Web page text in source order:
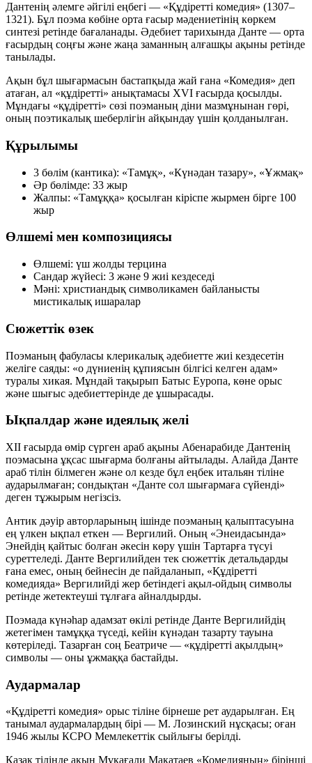
Дантенің әлемге әйгілі еңбегі — «Құдіретті комедия» (1307–
1321). Бұл поэма көбіне орта ғасыр мәдениетінің көркем
синтезі ретінде бағаланады. Әдебиет тарихында Данте — орта
ғасырдың соңғы және жаңа заманның алғашқы ақыны ретінде
танылады.
Ақын бұл шығармасын бастапқыда жай ғана «Комедия» деп
атаған, ал «құдіретті» анықтамасы XVI ғасырда қосылды.
Мұндағы «құдіретті» сөзі поэманың діни мазмұнынан гөрі,
оның поэтикалық шеберлігін айқындау үшін қолданылған.
Құрылымы
3 бөлім (кантика): «Тамұқ», «Күнәдан тазару», «Ұжмақ»
Әр бөлімде: 33 жыр
Жалпы: «Тамұққа» қосылған кіріспе жырмен бірге 100
жыр
Өлшемі мен композициясы
Өлшемі: үш жолды терцина
Сандар жүйесі: 3 және 9 жиі кездеседі
Мәні: христиандық символикамен байланысты
мистикалық ишаралар
Сюжеттік өзек
Поэманың фабуласы клерикалық әдебиетте жиі кездесетін
желіге саяды: «о дүниенің құпиясын білгісі келген адам»
туралы хикая. Мұндай тақырып Батыс Еуропа, көне орыс
және шығыс әдебиеттерінде де ұшырасады.
Ықпалдар және идеялық желі
XII ғасырда өмір сүрген араб ақыны Абенарабиде Дантенің
поэмасына ұқсас шығарма болғаны айтылады. Алайда Данте
араб тілін білмеген және ол кезде бұл еңбек итальян тіліне
аударылмаған; сондықтан «Данте сол шығармаға сүйенді»
деген тұжырым негізсіз.
Антик дәуір авторларының ішінде поэманың қалыптасуына
ең үлкен ықпал еткен — Вергилий. Оның «Энеидасында»
Энейдің қайтыс болған әкесін көру үшін Тартарға түсуі
суреттеледі. Данте Вергилийден тек сюжеттік детальдарды
ғана емес, оның бейнесін де пайдаланып, «Құдіретті
комедияда» Вергилийді жер бетіндегі ақыл-ойдың символы
ретінде жетектеуші тұлғаға айналдырды.
Поэмада күнәһар адамзат өкілі ретінде Данте Вергилийдің
жетегімен тамұққа түседі, кейін күнәдан тазарту тауына
көтеріледі. Тазарған соң Беатриче — «құдіретті ақылдың»
символы — оны ұжмаққа бастайды.
Аудармалар
«Құдіретті комедия» орыс тіліне бірнеше рет аударылған. Ең
танымал аудармалардың бірі — М. Лозинский нұсқасы; оған
1946 жылы КСРО Мемлекеттік сыйлығы берілді.
Қазақ тілінде ақын Мұқағали Мақатаев «Комедияның» бірінші